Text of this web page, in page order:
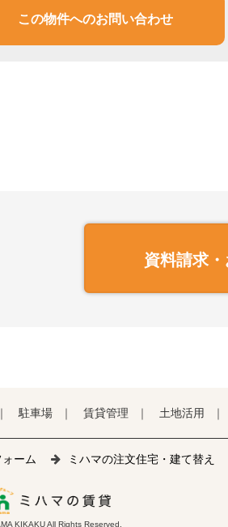
この物件へのお問い合わせ
資料請求
駐車場 賃貸管理 土地活用
ォーム ミハマの注文住宅・建て替え
KIKAKU All Rights Reserved.